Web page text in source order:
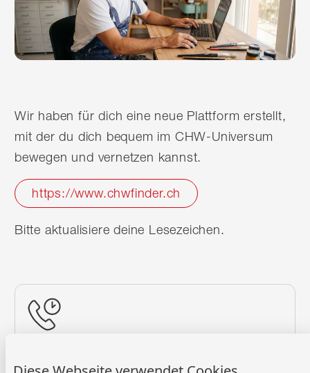
Wir haben für dich eine neue Plattform erstellt,
mit der du dich bequem im CHW-Universum
bewegen und vernetzen kannst.
https://www.chwfinder.ch
Bitte aktualisiere deine Lesezeichen.